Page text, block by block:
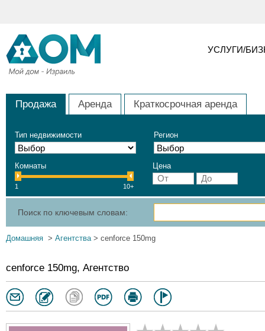
УСЛУГИ/
Продажа Аренда Краткосрочная аренда
Тип недвижимости Регион
Комнаты
1 10+
Цена
Поиск по ключевым словам:
Домашняя > Агентства> cenforce 150mg
cenforce 150mg, Агентство